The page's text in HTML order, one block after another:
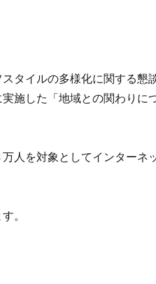
タイルの多様化に関する懇
施した「地域との関わりに
人を対象としてインターネ
。